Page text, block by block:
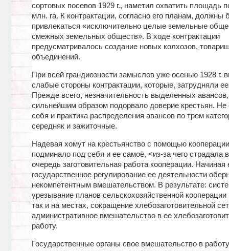
сортовых посевов 1929 г., наметил охватить площадь
млн. га. К контрактации, согласно его планам, должны
привлекаться «исключительно целые земельные
смежных земельных обществ». В ходе контрактации
предусматривалось создание новых колхозов,
объединений.
При всей грандиозности замыслов уже осенью 1928 г.
слабые стороны контрактации, которые, затрудняли
Прежде всего, незначительность выделенных авансов,
сильнейшим образом подорвало доверие крестьян. Не
себя и практика распределения авансов по трем
середняк и зажиточные.
Надевая хомут на крестьянство с помощью
подминало под себя и ее самоё, <из-за чего страдала
очередь заготовительная работа кооперации. Начиная
государственное регулирование ее деятельности
некомпетентным вмешательством. В результате:
урезывание планов сельскохозяйственной кооперации
так и на местах, сокращение хлебозаготовительной
административное вмешательство в ее
работу.
Государственные органы свое вмешательство в